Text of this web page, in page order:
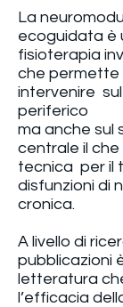
La
ecoguidata è
fisioterapia
che permette
intervenire
periferico
ma anche sul
centrale il
tecnica per il
disfunzioni di
cronica.
A livello di
pubblicazioni
letteratura
l’efficacia